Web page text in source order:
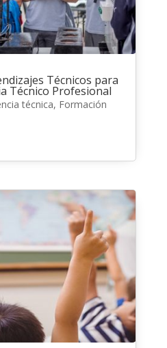
Técnicos para
Técnico Profesional
técnica, Formación